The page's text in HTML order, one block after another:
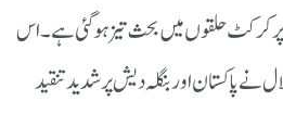
پر کرکٹ حلقوں میں بحث تیز ہو گئی ہے۔ اس
لال نے پاکستان اور بنگلہ دیش پر شدید تنقید